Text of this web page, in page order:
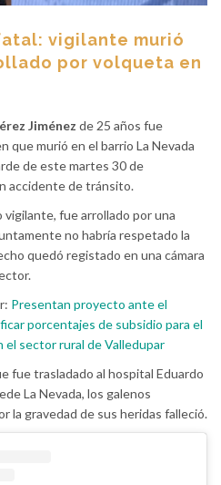
vigilante murió
por volqueta en
Jiménez de 25 años fue
que murió en el barrio La Nevada
de este martes 30 de
accidente de tránsito.
vigilante, fue arrollado por una
no habría respetado la
quedó registado en una cámara
Presentan proyecto ante el
porcentajes de subsidio para el
el sector rural de Valledupar
fue trasladado al hospital Eduardo
La Nevada, los galenos
la gravedad de sus heridas falleció.